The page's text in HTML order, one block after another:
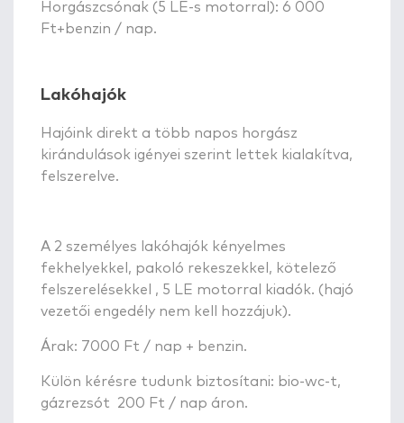
Horgászcsónak (5 LE-s motorral): 6 000
Ft+benzin / nap.
Lakóhajók
Hajóink direkt a több napos horgász
kirándulások igényei szerint lettek kialakítva,
felszerelve.
A 2 személyes lakóhajók kényelmes
fekhelyekkel, pakoló rekeszekkel, kötelező
felszerelésekkel , 5 LE motorral kiadók. (hajó
vezetői engedély nem kell hozzájuk).
Árak: 7000 Ft / nap + benzin.
Külön kérésre tudunk biztosítani: bio-wc-t,
gázrezsót 200 Ft / nap áron.